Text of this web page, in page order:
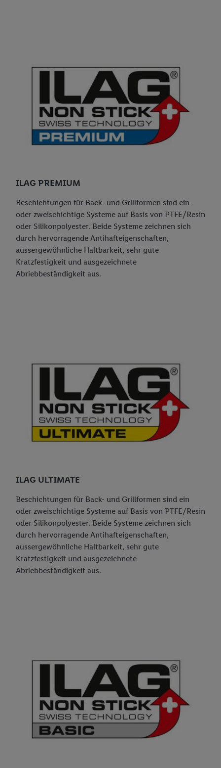
ILAG PREMIUM
Beschichtungen für Back- und Grillformen sind ein-
oder zweischichtige Systeme auf Basis von PTFE/Resin
oder Silikonpolyester. Beide Systeme zeichnen sich
durch hervorragende Antihafteigenschaften,
aussergewöhnliche Haltbarkeit, sehr gute
Kratzfestigkeit und ausgezeichnete
Abriebbeständigkeit aus.
ILAG ULTIMATE
Beschichtungen für Back- und Grillformen sind ein
oder zweischichtige Systeme auf Basis von PTFE/Resin
oder Silikonpolyester. Beide Systeme zeichnen sich
durch hervorragende Antihafteigenschaften,
aussergewöhnliche Haltbarkeit, sehr gute
Kratzfestigkeit und ausgezeichnete
Abriebbeständigkeit aus.